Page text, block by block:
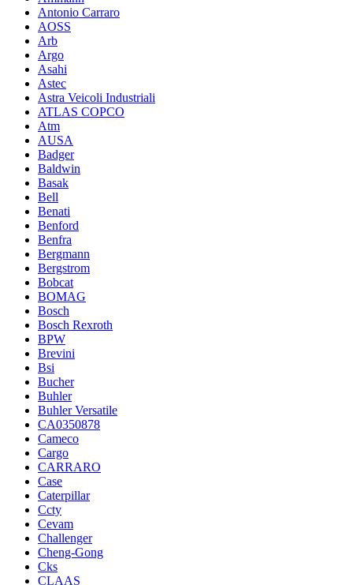
Antonio Carraro
AOSS
Arb
Argo
Asahi
Astec
Astra Veicoli Industriali
ATLAS COPCO
Atm
AUSA
Badger
Baldwin
Basak
Bell
Benati
Benford
Benfra
Bergmann
Bergstrom
Bobcat
BOMAG
Bosch
Bosch Rexroth
BPW
Brevini
Bsi
Bucher
Buhler
Buhler Versatile
CA0350878
Cameco
Cargo
CARRARO
Case
Caterpillar
Ccty
Cevam
Challenger
Cheng-Gong
Cks
CLAAS